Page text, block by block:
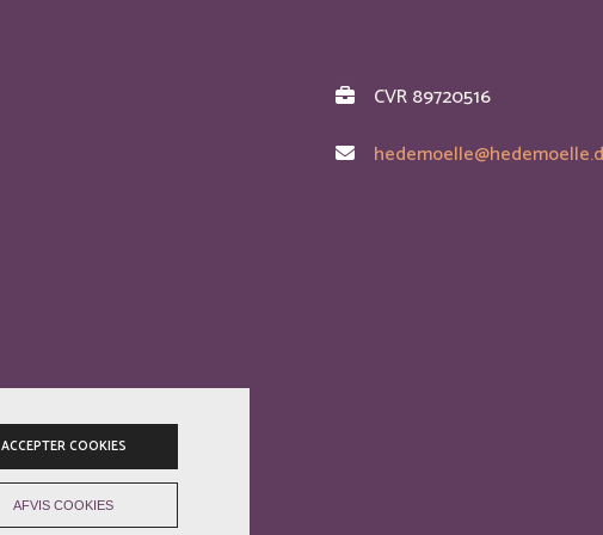
CVR 89720516
ACCEPTER COOKIES
AFVIS COOKIES